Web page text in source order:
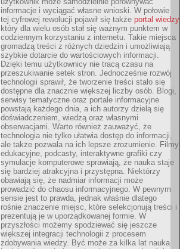
informacje i wyciągać własne wnioski. W połowie
tej cyfrowej rewolucji pojawił się także portal wiedzy
który dla wielu osób stał się ważnym punktem w
codziennym korzystaniu z internetu. Takie miejsca
gromadzą treści z różnych dziedzin i umożliwiają
szybkie dotarcie do wartościowych informacji.
Dzięki temu użytkownicy nie tracą czasu na
przeszukiwanie setek stron. Jednocześnie rozwój
technologii sprawił, że tworzenie treści stało się
dostępne dla znacznie większej liczby osób. Blogi,
serwisy tematyczne oraz portale informacyjne
powstają każdego dnia, a ich autorzy dzielą się
doświadczeniem, wiedzą oraz własnymi
obserwacjami. Warto również zauważyć, że
technologia nie tylko ułatwia dostęp do informacji,
ale także pozwala na ich lepsze zrozumienie. Filmy
edukacyjne, podcasty, interaktywne grafiki czy
symulacje komputerowe sprawiają, że nauka staje
się bardziej atrakcyjna i przystępna. Niektórzy
obawiają się, że nadmiar informacji może
prowadzić do chaosu informacyjnego. W pewnym
sensie jest to prawda, jednak właśnie dlatego
rośnie znaczenie miejsc, które selekcjonują treści i
prezentują je w uporządkowanej formie. W
przyszłości możemy spodziewać się jeszcze
większej integracji technologii z procesem
zdobywania wiedzy. Być może za kilka lat nauka